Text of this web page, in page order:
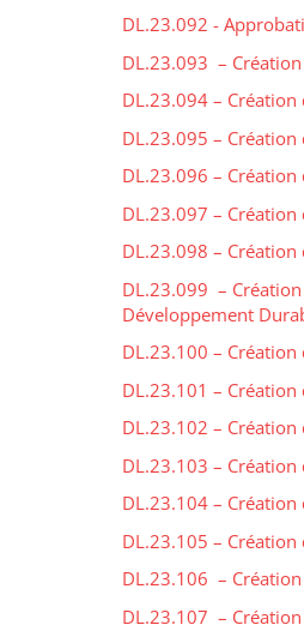
DL.23.092 -
DL.23.093 –
DL.23.094 – Création
DL.23.095 –
DL.23.096 –
DL.23.097 –
DL.23.098 –
DL.23.099 –
Développement
DL.23.100 –
DL.23.101 –
DL.23.102 –
DL.23.103 –
DL.23.104 – Création
DL.23.105 –
DL.23.106 –
DL.23.107 –